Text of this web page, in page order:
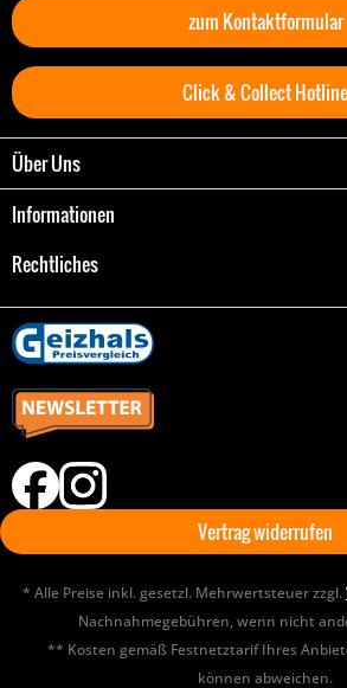
zum Kontaktformular
Click & Collect Hotline
Über Uns
Informationen
Rechtliches
Vertrag widerrufen
* Alle Preise inkl. gesetzl. Mehrwertsteuer zzgl.
Nachnahmegebühren, wenn nicht
** Kosten gemäß Festnetztarif Ihres
können abweichen.